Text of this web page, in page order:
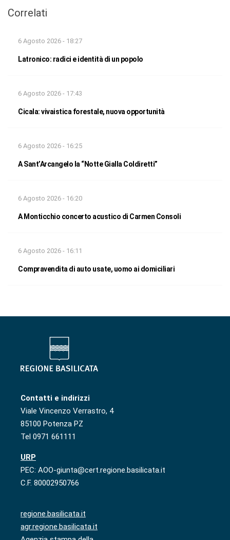
Correlati
6 Agosto 2026 - 18:27
Latronico: radici e identità di un popolo
6 Agosto 2026 - 17:43
Cicala: vivaistica forestale, nuova opportunità
6 Agosto 2026 - 16:25
A Sant’Arcangelo la “Notte Gialla Coldiretti”
6 Agosto 2026 - 16:20
A Monticchio concerto acustico di Carmen Consoli
6 Agosto 2026 - 16:11
Compravendita di auto usate, uomo ai domiciliari
Contatti e indirizzi
Viale Vincenzo Verrastro, 4
85100 Potenza PZ
Tel 0971 661111
URP
PEC: AOO-giunta@cert.regione.basilicata.it
C.F. 80002950766
regione.basilicata.it
agr.regione.basilicata.it